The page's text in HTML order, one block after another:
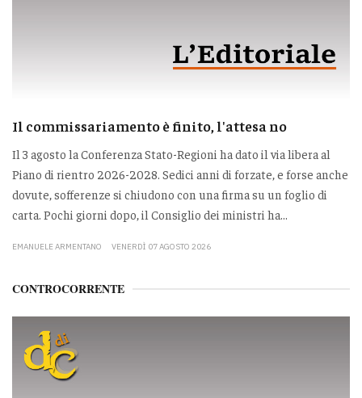
Il commissariamento è finito, l'attesa no
Il 3 agosto la Conferenza Stato-Regioni ha dato il via libera al
Piano di rientro 2026-2028. Sedici anni di forzate, e forse anche
dovute, sofferenze si chiudono con una firma su un foglio di
carta. Pochi giorni dopo, il Consiglio dei ministri ha...
EMANUELE ARMENTANO VENERDÌ 07 AGOSTO 2026
CONTROCORRENTE